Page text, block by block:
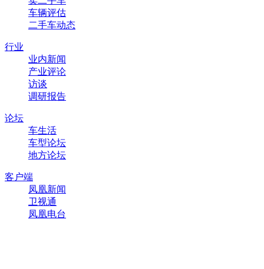
车辆评估
二手车动态
行业
业内新闻
产业评论
访谈
调研报告
论坛
车生活
车型论坛
地方论坛
客户端
凤凰新闻
卫视通
凤凰电台